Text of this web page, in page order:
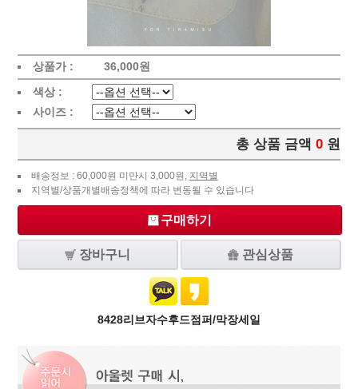
상품가 : 36,000원
색상 :
사이즈 :
총 상품 금액 0 원
배송정보 : 60,000원 미만시 3,000원, 지역별
지역별/상품개별배송정책에 따라 변동될 수 있습니다
구매하기
장바구니 관심상품
8428리브자수후드점퍼/막장세일